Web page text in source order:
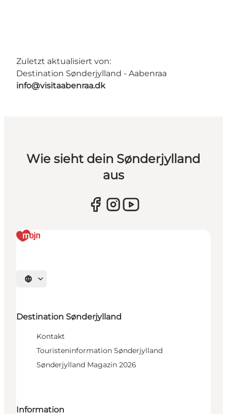
Zuletzt aktualisiert von:
Destination Sønderjylland - Aabenraa
info@visitaabenraa.dk
Wie sieht dein Sønderjylland
aus
Sprache auswählen
Destination Sønderjylland
Kontakt
Touristeninformation Sønderjylland
Sønderjylland Magazin 2026
Information